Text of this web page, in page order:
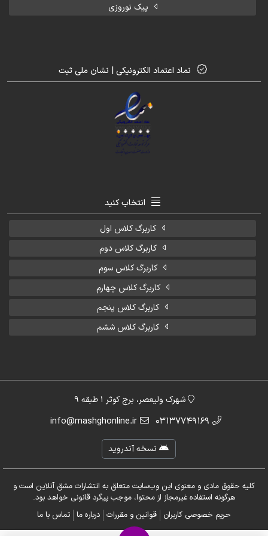
پیک نوروزی
نماد اعتماد الکترونیکی | نشان ملی ثبت
انتخاب کنید
کاربرگ کلاس اول
کاربرگ کلاس دوم
کاربرگ کلاس سوم
کاربرگ کلاس چهارم
کاربرگ کلاس پنجم
کاربرگ کلاس ششم
شهرک ولیعصر، برج کوثر 1 طبقه 9
03137749169
info@mashghonline.ir
نسخه آندروید
کلیه حقوق مادی و معنوی این وب‌سایت متعلق به انتشارات مشق آنلاین است و
هرگونه استفاده غیرمجاز از محتوا، موجب پیگرد قانونی خواهد بود.
حریم خصوصی کاربران قوانین و مقررات درباره ما تماس با ما